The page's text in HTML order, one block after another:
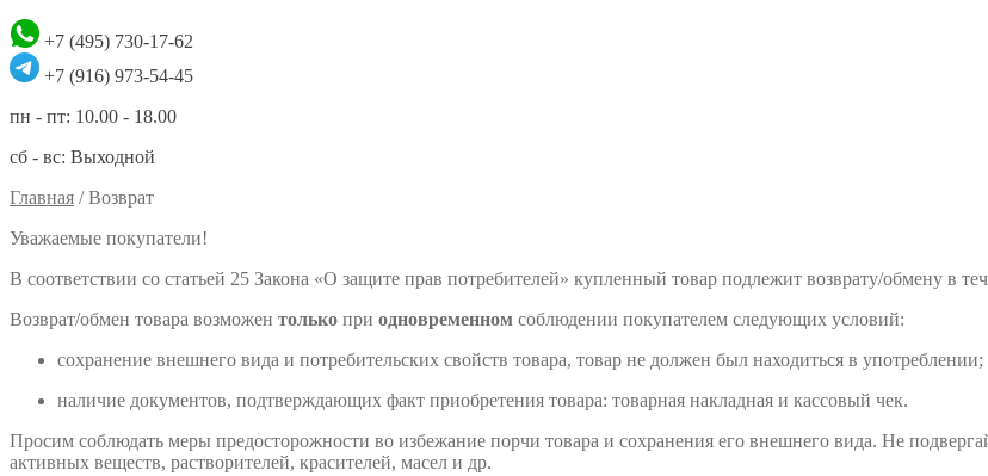
+7 (495) 730-17-62
+7 (916) 973-54-45
пн - пт: 10.00 - 18.00
сб - вс: Выходной
Главная /Возврат
Уважаемые покупатели!
В соответствии со статьей 25 Закона «О защите прав потребителей» купленный товар подлежит возврату/обмену в
Возврат/обмен товара возможен только при одновременном соблюдении покупателем следующих условий:
сохранение внешнего вида и потребительских свойств товара, товар не должен был находиться в употреблении;
наличие документов, подтверждающих факт приобретения товара: товарная накладная и кассовый чек.
Просим соблюдать меры предосторожности во избежание порчи товара и сохранения его внешнего вида. Не
активных веществ, растворителей, красителей, масел и др.